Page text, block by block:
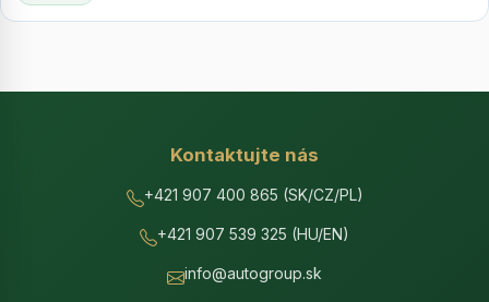
Kontaktujte nás
+421 907 400 865 (SK/CZ/PL)
+421 907 539 325 (HU/EN)
info@autogroup.sk